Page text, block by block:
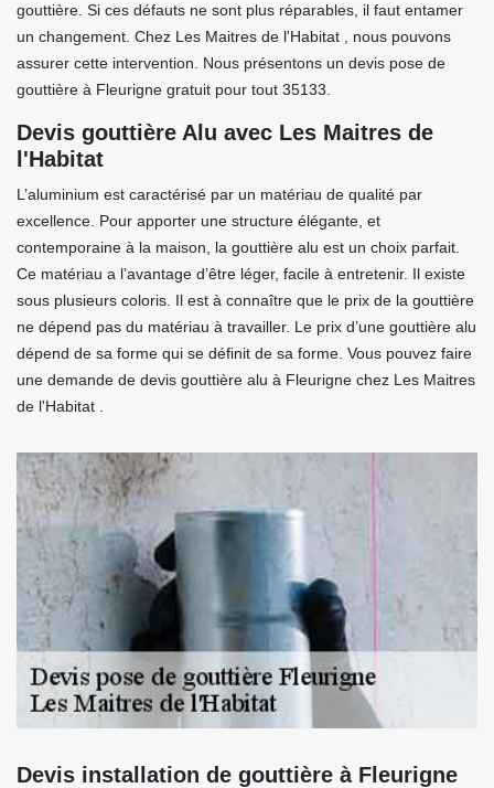
gouttière. Si ces défauts ne sont plus réparables, il faut entamer
un changement. Chez Les Maitres de l'Habitat , nous pouvons
assurer cette intervention. Nous présentons un devis pose de
gouttière à Fleurigne gratuit pour tout 35133.
Devis gouttière Alu avec Les Maitres de
l'Habitat
L’aluminium est caractérisé par un matériau de qualité par
excellence. Pour apporter une structure élégante, et
contemporaine à la maison, la gouttière alu est un choix parfait.
Ce matériau a l’avantage d’être léger, facile à entretenir. Il existe
sous plusieurs coloris. Il est à connaître que le prix de la gouttière
ne dépend pas du matériau à travailler. Le prix d’une gouttière alu
dépend de sa forme qui se définit de sa forme. Vous pouvez faire
une demande de devis gouttière alu à Fleurigne chez Les Maitres
de l'Habitat .
Devis installation de gouttière à Fleurigne